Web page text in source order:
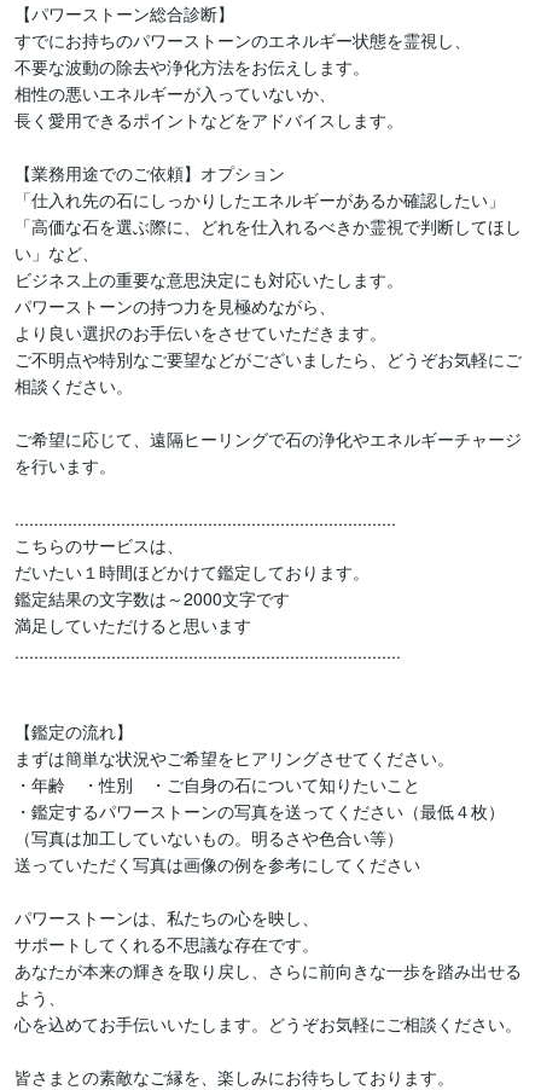
【パワーストーン総合診断】
すでにお持ちのパワーストーンのエネルギー状態を霊視し、
不要な波動の除去や浄化方法をお伝えします。
相性の悪いエネルギーが入っていないか、
長く愛用できるポイントなどをアドバイスします。
【業務用途でのご依頼】オプション
「仕入れ先の石にしっかりしたエネルギーがあるか確認したい」
「高価な石を選ぶ際に、どれを仕入れるべきか霊視で判断してほし
い」など、
ビジネス上の重要な意思決定にも対応いたします。
パワーストーンの持つ力を見極めながら、
より良い選択のお手伝いをさせていただきます。
ご不明点や特別なご要望などがございましたら、どうぞお気軽にご
相談ください。
ご希望に応じて、遠隔ヒーリングで石の浄化やエネルギーチャージ
を行います。
...............................................................................
こちらのサービスは、
だいたい１時間ほどかけて鑑定しております。
鑑定結果の文字数は～2000文字です
満足していただけると思います
................................................................................
【鑑定の流れ】
まずは簡単な状況やご希望をヒアリングさせてください。
・年齢　・性別　・ご自身の石について知りたいこと
・鑑定するパワーストーンの写真を送ってください（最低４枚）
（写真は加工していないもの。明るさや色合い等）
送っていただく写真は画像の例を参考にしてください
パワーストーンは、私たちの心を映し、
サポートしてくれる不思議な存在です。
あなたが本来の輝きを取り戻し、さらに前向きな一歩を踏み出せる
よう、
心を込めてお手伝いいたします。どうぞお気軽にご相談ください。
皆さまとの素敵なご縁を、楽しみにお待ちしております。